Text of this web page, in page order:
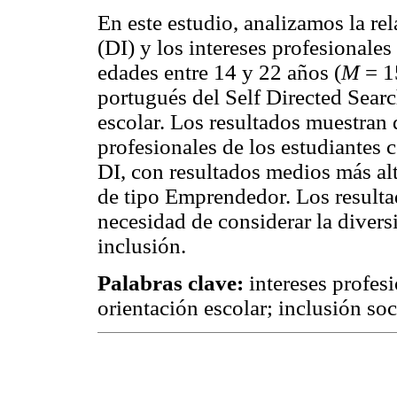
En este estudio, analizamos la
(DI) y los intereses
edades entre 14 y 22 años (M=
portugués del Self Directed
escolar. Los resultados
profesionales de los estudiantes
DI, con resultados medios más
de tipo Emprendedor. Los
necesidad de considerar la
inclusión.
Palabras clave: intereses
orientación escolar; inclusión